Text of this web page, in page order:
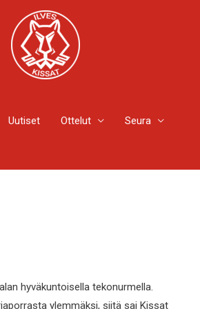
Uutiset Ottelut Seura
hyväkuntoisella tekonurmella.
ylemmäksi, siitä sai Kissat